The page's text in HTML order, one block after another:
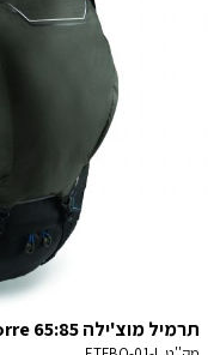
תרמיל מוצ'ילה Lowe Alpine Cerro Torre 65:85